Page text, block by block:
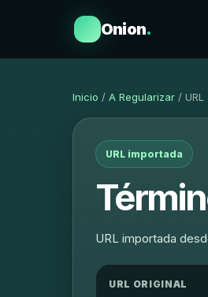
Onion.
Inicio / A Regularizar / URL
URL importada
URL importada
URL ORIGINAL